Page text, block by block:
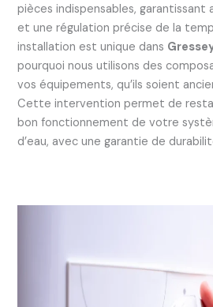
pièces indispensables, garantissant
et une régulation précise de la
installation est unique dans
pourquoi nous utilisons des
vos équipements, qu’ils soient
Cette intervention permet de
bon fonctionnement de votre
d’eau, avec une garantie de